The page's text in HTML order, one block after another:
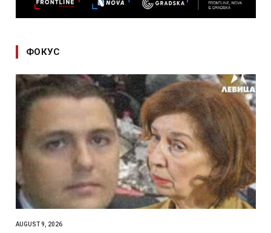
ФОКУС
AUGUST 9, 2026